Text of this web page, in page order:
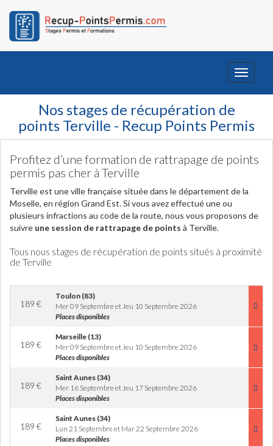
Toggle
Nos stages de récupération de
points Terville - Recup Points Permis
Profitez d’une formation de rattrapage de points
permis pas cher à Terville
Terville est une ville française située dans le département de la
Moselle, en région Grand Est. Si vous avez effectué une ou
plusieurs infractions au code de la route, nous vous proposons de
suivre une session de rattrapage de points à Terville.
Tous nous stages de récupération de points situés à proximité
de Terville
189 €
Toulon (83)
Mer 09 Septembre et Jeu 10 Septembre 2026
Places disponibles
189 €
Marseille (13)
Mer 09 Septembre et Jeu 10 Septembre 2026
Places disponibles
189 €
Saint Aunes (34)
Mer 16 Septembre et Jeu 17 Septembre 2026
Places disponibles
189 €
Saint Aunes (34)
Lun 21 Septembre et Mar 22 Septembre 2026
Places disponibles